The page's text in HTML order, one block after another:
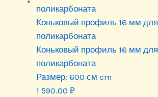
Коньковый профиль 16 мм для
поликарбоната
Коньковый профиль 16 мм для
поликарбоната
Размер: 600 см cm
1 590.00 ₽